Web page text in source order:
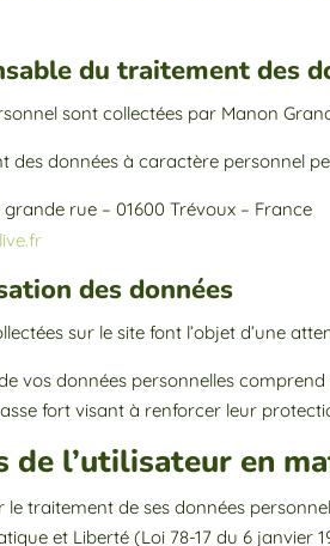
du traitement des
sont collectées par Manon
des données à caractère personnel
grande rue – 01600 Trévoux – France
des données
sur le site font l’objet d’une
vos données personnelles
fort visant à renforcer leur
l’utilisateur en
traitement de ses données
et Liberté (Loi 78-17 du 6 janvier